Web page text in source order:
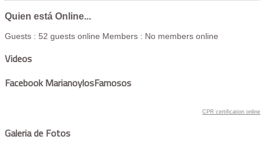
Quien está Online...
Guests : 52 guests online Members : No members online
Videos
Facebook MarianoylosFamosos
CPR certification online
Galeria de Fotos